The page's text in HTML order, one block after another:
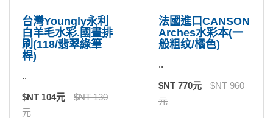
台灣Youngly永利
白羊毛水彩.國畫排
刷(118/翡翠綠筆
桿)
..
$NT 104元
$NT 130
元
法國進口CANSON
Arches水彩本(一
般粗纹/橘色)
..
$NT 770元
$NT 960
元